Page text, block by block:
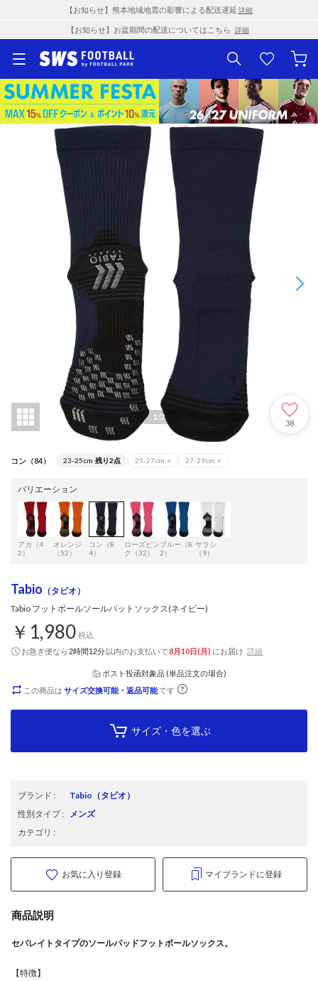
【お知らせ】熊本地域地震の影響による配送遅延 詳細
【お知らせ】お盆期間の配送についてはこちら 詳細
1/2
38
コン（84） 23-25cm 残り2点 25-27cm × 27-29cm ×
バリエーション
アカ（4
2）
オレンジ
（52）
コン（8
4）
ローズピン
ク（32）
ブルー（8
2）
サラシ
（9）
Tabio （タビオ）
Tabio フットボールソールパットソックス(ネイビー)
￥1,980 税込
お急ぎ便なら2時間12分以内のお支払いで8月10日(月) にお届け 詳細
ポスト投函対象品 (単品注文の場合)
この商品は サイズ交換可能・返品可能です
サイズ・色を選ぶ
ブランド : Tabio （タビオ）
性別タイプ:
メンズ
カテゴリ :
お気に入り登録 マイブランドに登録
商品説明
セパレイトタイプのソールパッドフットボールソックス。
【特徴】